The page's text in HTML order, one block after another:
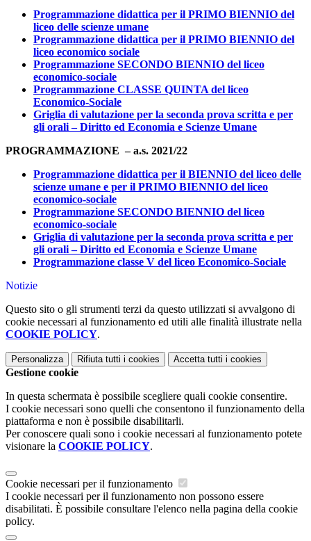
Programmazione didattica per il PRIMO BIENNIO del
liceo delle scienze umane
Programmazione didattica per il PRIMO BIENNIO del
liceo economico sociale
Programmazione SECONDO BIENNIO del liceo
economico-sociale
Programmazione CLASSE QUINTA del liceo
Economico-Sociale
Griglia di valutazione per la seconda prova scritta e per
gli orali – Diritto ed Economia e Scienze Umane
PROGRAMMAZIONE – a.s. 2021/22
Programmazione didattica per il BIENNIO del liceo delle
scienze umane e per il PRIMO BIENNIO del liceo
economico-sociale
Programmazione SECONDO BIENNIO del liceo
economico-sociale
Griglia di valutazione per la seconda prova scritta e per
gli orali – Diritto ed Economia e Scienze Umane
Programmazione classe V del liceo Economico-Sociale
Notizie
Questo sito o gli strumenti terzi da questo utilizzati si avvalgono di
cookie necessari al funzionamento ed utili alle finalità illustrate nella
COOKIE POLICY.
Personalizza Rifiuta tutti i cookies Accetta tutti i cookies
Gestione cookie
In questa schermata è possibile scegliere quali cookie consentire.
I cookie necessari sono quelli che consentono il funzionamento della
piattaforma e non è possibile disabilitarli.
Per conoscere quali sono i cookie necessari al funzionamento potete
visionare la COOKIE POLICY.
Cookie necessari per il funzionamento
I cookie necessari per il funzionamento non possono essere
disabilitati. È possibile consultare l'elenco nella pagina della cookie
policy.